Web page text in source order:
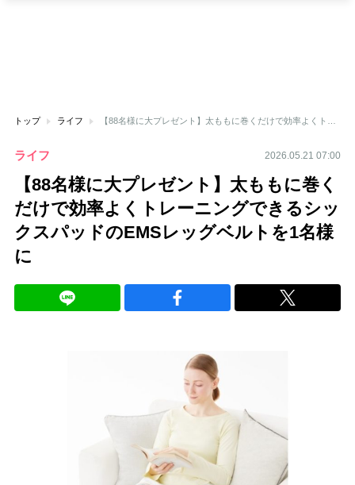
トップ ライフ
ライフ 2026.05.21 07:00
【88名様に大プレゼント】太ももに巻く
だけで効率よくトレーニングできるシッ
クスパッドのEMSレッグベルトを1名様
に